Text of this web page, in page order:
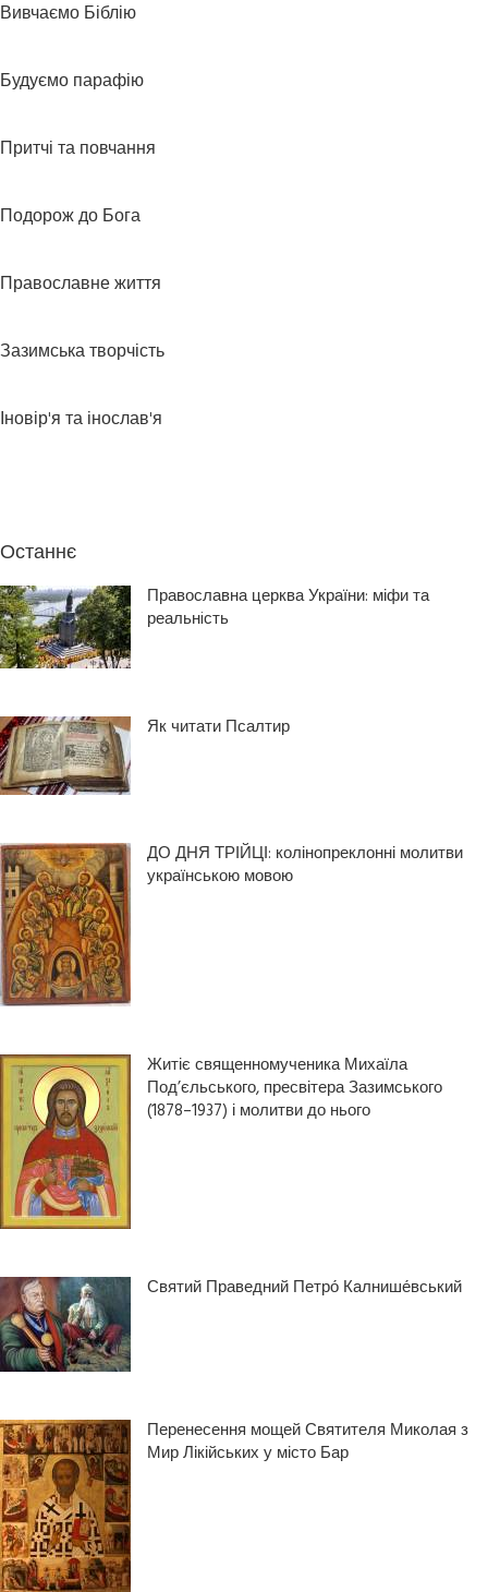
Вивчаємо Біблію
Будуємо парафію
Притчі та повчання
Подорож до Бога
Православне життя
Зазимська творчість
Іновір'я та інослав'я
Останнє
Православна церква України: міфи та
реальнiсть
Як читати Псалтир
ДО ДНЯ ТРІЙЦІ: колінопреклонні молитви
українською мовою
Житіє священномученика Михаїла
Под’єльського, пресвітера Зазимського
(1878–1937) і молитви до нього
Святий Праведний Петро́ Калнише́вський
Перенесення мощей Святителя Миколая з
Мир Лікійських у місто Бар